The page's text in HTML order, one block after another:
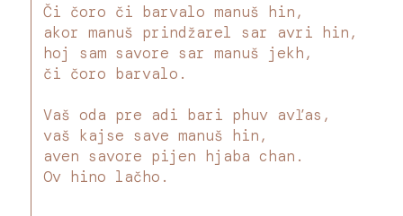
Či čoro či barvalo manuš hin,
akor manuš prindžarel sar avri hin,
hoj sam savore sar manuš jekh,
či čoro barvalo.
Vaš oda pre adi bari phuv avľas,
vaš kajse save manuš hin,
aven savore pijen hjaba chan.
Ov hino lačho.